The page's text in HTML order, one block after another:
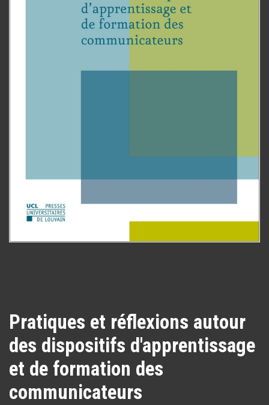
Pratiques et réflexions autour
des dispositifs d'apprentissage
et de formation des
communicateurs